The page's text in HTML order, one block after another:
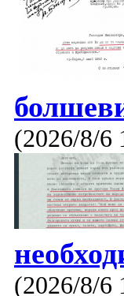
(2026/8/6
(2026/8/6